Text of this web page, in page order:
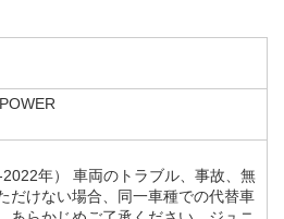
年） 車両のトラブル、事故、無
だけない場合、同一車種での代替車